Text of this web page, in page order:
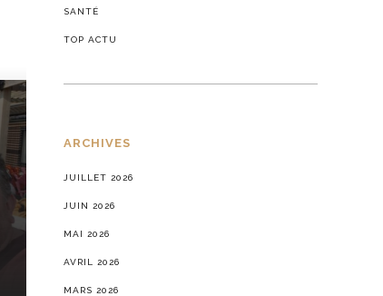
SANTÉ
TOP ACTU
ARCHIVES
JUILLET 2026
JUIN 2026
MAI 2026
AVRIL 2026
MARS 2026